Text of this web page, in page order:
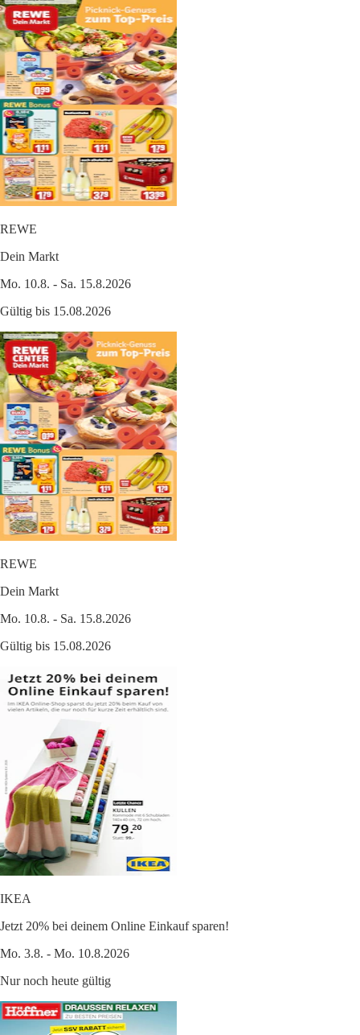
REWE
Dein Markt
Mo. 10.8. - Sa. 15.8.2026
Gültig bis 15.08.2026
REWE
Dein Markt
Mo. 10.8. - Sa. 15.8.2026
Gültig bis 15.08.2026
IKEA
Jetzt 20% bei deinem Online Einkauf sparen!
Mo. 3.8. - Mo. 10.8.2026
Nur noch heute gültig